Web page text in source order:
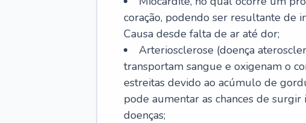
coração, podendo ser resultante de
Causa desde falta de ar até dor;
Arteriosclerose (doença
transportam sangue e oxigenam o
estreitas devido ao acúmulo de
pode aumentar as chances de
doenças;